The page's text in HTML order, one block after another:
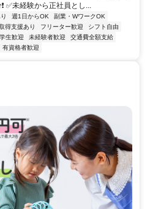
✅未経験から正社員とし...
週1日からOK
副業・WワークOK
得支援あり フリーター歓迎
シフト自由
学生歓迎 未経験者歓迎
交通費全額支給
有資格者歓迎